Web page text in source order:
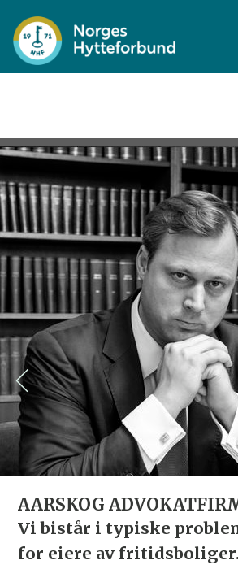
AARSKOG
Vi bistår i typiske
for eiere av fritidsboliger.